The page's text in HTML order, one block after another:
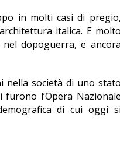
in molti casi di pregio,
italica. E molto
dopoguerra, e ancora
nella società di uno stato
l’Opera Nazionale
di cui oggi si